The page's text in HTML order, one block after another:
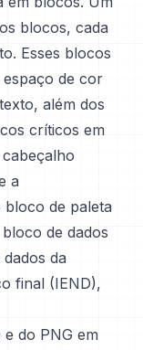
blocos, cada
Esses blocos
de cor
além dos
críticos em
a
bloco de paleta
de dados
da
final (IEND),
do PNG em